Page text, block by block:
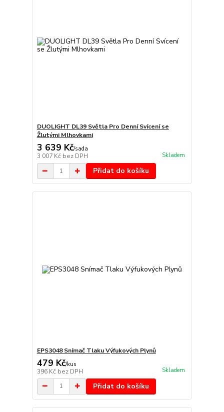
DUOLIGHT DL39 Světla Pro Denní Svícení se
Žlutými Mlhovkami
3 639 Kč/sada
3 007 Kč bez DPH Skladem
Přidat do košíku
EPS3048 Snímač Tlaku Výfukových Plynů
479 Kč/kus
396 Kč bez DPH Skladem
Přidat do košíku